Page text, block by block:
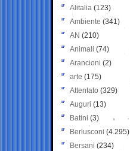
Alitalia (123)
Ambiente (341)
AN (210)
Animali (74)
Arancioni (2)
arte (175)
Attentato (329)
Auguri (13)
Batini (3)
Berlusconi (4.295)
Bersani (234)